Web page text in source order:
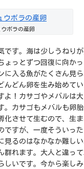
ボラの産卵
です。海は少しうねり
ょっとずつ回復に向か
に入る魚がたくさん見
んどん卵を生み始めて
よ！カサゴやメバルは
。カサゴもメバルも卵
化させて生むので、生
ですが、一度そういっ
見るのはなかなか難し
群れます。大人と違っ
しいです。今から楽しみ